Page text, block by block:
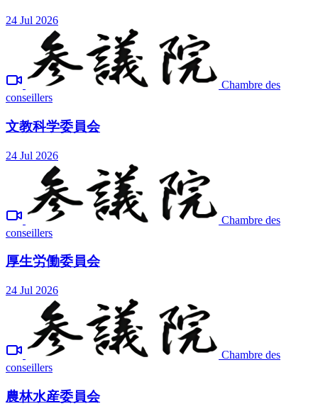
24 Jul 2026
Chambre des
conseillers
文教科学委員会
24 Jul 2026
Chambre des
conseillers
厚生労働委員会
24 Jul 2026
Chambre des
conseillers
農林水産委員会